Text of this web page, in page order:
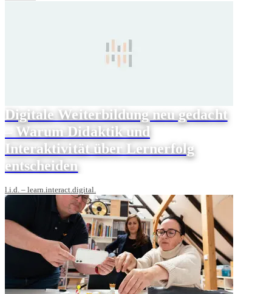
Digitale Weiterbildung neu gedacht
– Warum Didaktik und
Interaktivität über Lernerfolg
entscheiden
l.i.d. – learn.interact.digital.